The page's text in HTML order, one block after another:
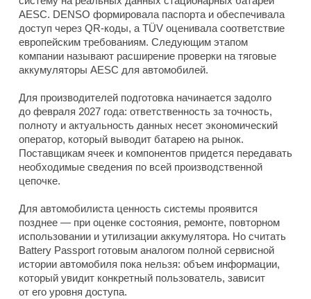
AESC. DENSO формировала паспорта и обеспечивала
доступ через QR-коды, а TÜV оценивала соответствие
европейским требованиям. Следующим этапом
компании называют расширение проверки на тяговые
аккумуляторы AESC для автомобилей.
Для производителей подготовка начинается задолго
до февраля 2027 года: ответственность за точность,
полноту и актуальность данных несет экономический
оператор, который выводит батарею на рынок.
Поставщикам ячеек и компонентов придется передавать
необходимые сведения по всей производственной
цепочке.
Для автомобилиста ценность системы проявится
позднее — при оценке состояния, ремонте, повторном
использовании и утилизации аккумулятора. Но считать
Battery Passport готовым аналогом полной сервисной
истории автомобиля пока нельзя: объем информации,
который увидит конкретный пользователь, зависит
от его уровня доступа.